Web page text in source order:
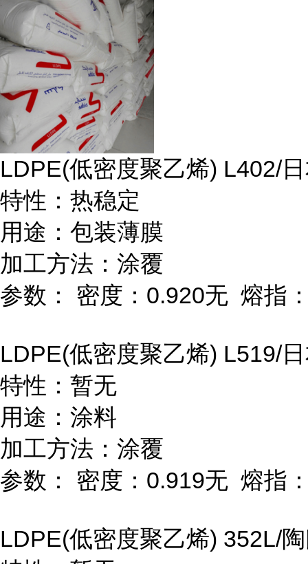
LDPE(低密度聚乙烯) L402/
特性：热稳定
用途：包装薄膜
加工方法：涂覆
参数：
密度： 0.920无 熔指
LDPE(低密度聚乙烯) L519/
特性：暂无
用途：涂料
加工方法：涂覆
参数：
密度： 0.919无 熔指
LDPE(低密度聚乙烯) 352L/